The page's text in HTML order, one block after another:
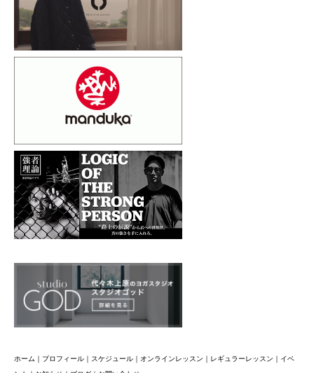
ホーム ｜ プロフィール ｜ スケジュール ｜ オンラインレッスン ｜ レギュラーレッスン ｜ イベ